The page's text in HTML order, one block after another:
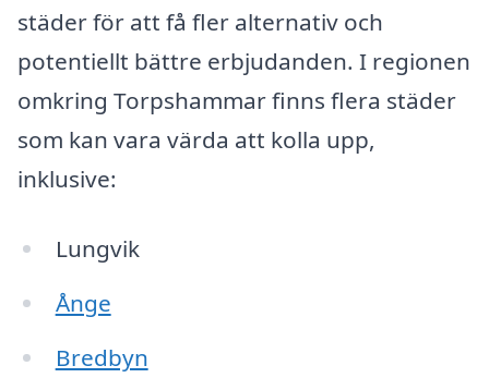
städer för att få fler alternativ och
potentiellt bättre erbjudanden. I regionen
omkring Torpshammar finns flera städer
som kan vara värda att kolla upp,
inklusive:
Lungvik
Ånge
Bredbyn